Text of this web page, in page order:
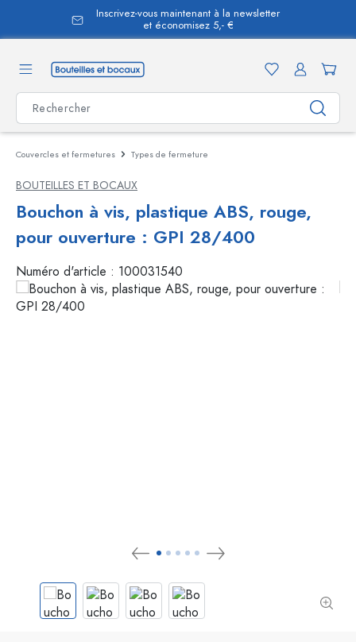
principal
Inscrivez-vous maintenant à la newsletter
et économisez 5,- €
Couvercles et fermetures Types de fermeture
BOUTEILLES ET BOCAUX
Bouchon à vis, plastique ABS, rouge,
pour ouverture : GPI 28/400
Numéro d'article : 100031540